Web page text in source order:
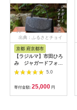
出典：ふるさとチョイ
京都 府京都市
【ラジルマ】市田ひろ
み ジャガードフォー
マルバッグ
5.0
寄付金額: 25,000 円